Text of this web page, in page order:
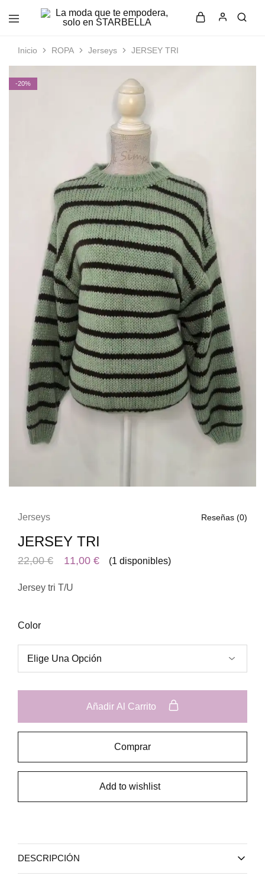
que
empodera,
solo
en
con
y
elegancia
en
Inicio ROPA Jerseys JERSEY TRI
-20%
Jerseys Reseñas (0)
JERSEY TRI
22,00€ 11,00 € (1 disponibles)
Jersey tri T/U
Color
Añadir Al Carrito
Comprar
Add to wishlist
DESCRIPCIÓN